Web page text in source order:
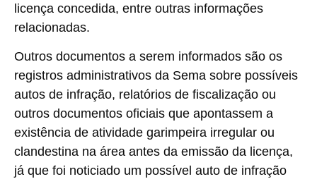
licença concedida, entre outras informações
relacionadas.
Outros documentos a serem informados são os
registros administrativos da Sema sobre possíveis
autos de infração, relatórios de fiscalização ou
outros documentos oficiais que apontassem a
existência de atividade garimpeira irregular ou
clandestina na área antes da emissão da licença,
já que foi noticiado um possível auto de infração